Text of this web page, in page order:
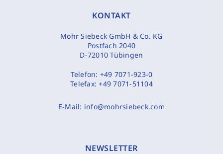
KONTAKT
Mohr Siebeck GmbH & Co. KG
Postfach 2040
D-72010 Tübingen
Telefon: +49 7071-923-0
Telefax:+49 7071-51104
E-Mail: info@mohrsiebeck.com
NEWSLETTER